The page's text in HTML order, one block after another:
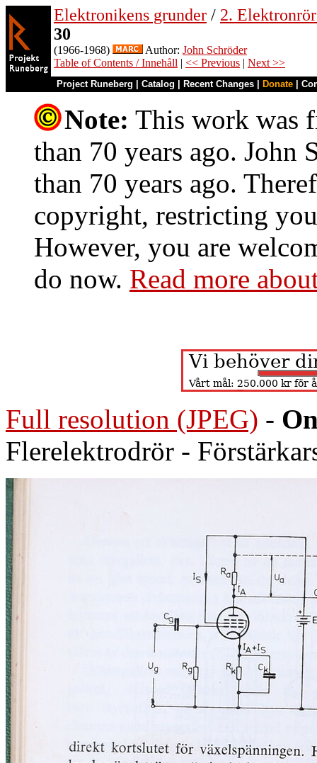
Elektronikens grunder / 2.
30
(1966-1968) Author: John Schröder
Table of Contents / Innehåll | << Previous | Next >>
Project Runeberg Catalog Recent Changes Donate
Note: This work was
than 70 years ago. John
than 70 years ago.
copyright, restricting
However, you are
do now. Read more
Full resolution (JPEG) -
Flerelektrodrör -